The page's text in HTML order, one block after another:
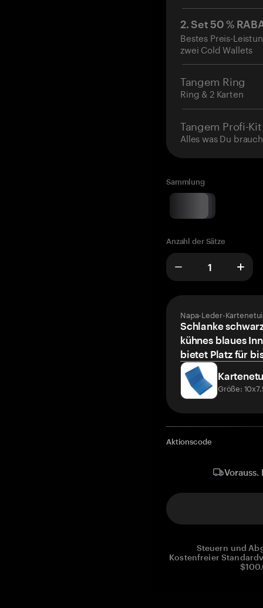
2. Set 50 %
Bestes Preis-
zwei Cold Wallets
Tangem Ring
Ring & 2 Karten
Tangem Profi-Kit
Alles was Du
Sammlung
Anzahl der Sätze
Napa-Leder-
Schlanke
kühnes blaues
bietet Platz für
Größe:
Aktionscode
Steuern und
Kostenfreier